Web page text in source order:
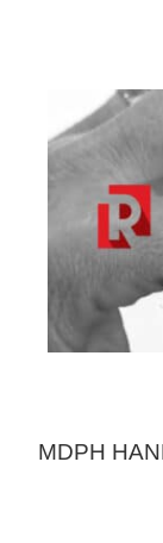
MDPH